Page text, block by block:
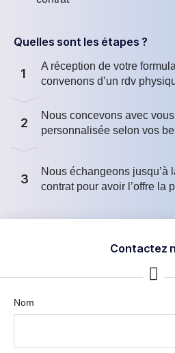
Quelles sont les étapes ?
1
A réception de votre
convenons d’un rdv
2
Nous concevons avec
personnalisée selon vos
3
Nous échangeons jusqu’à
contrat pour avoir l’offre la
Contactez
Nom